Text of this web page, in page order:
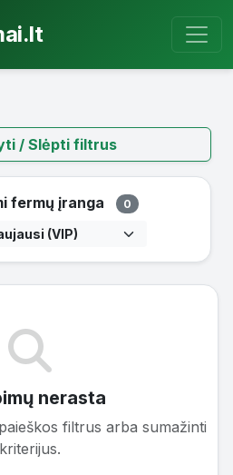
/ Slėpti filtrus
fermų įranga 0
nerasta
filtrus arba sumažinti
kriterijus.